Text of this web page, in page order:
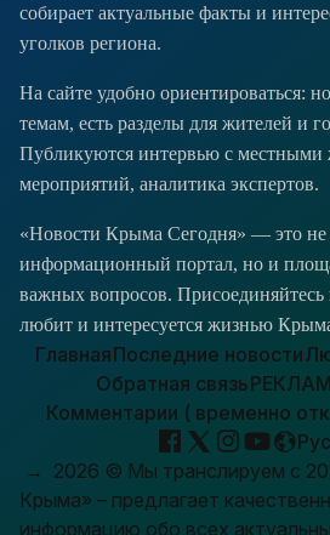
собирает актуальные факты и
уголков региона.
На сайте удобно ориентироваться:
темам, есть разделы для жителей и
Публикуются интервью с местными
мероприятий, аналитика экспертов.
«Новости Крыма Сегодня» — это не
информационный портал, но и
важных вопросов. Присоединяйтесь
любит и интересуется жизнью
ГлавнаяПоследние новости
Обратная связь
Комментарии ( временно
→ 2026 © Мы транслируем с
Крыма» – предлагает
информацию обо всех